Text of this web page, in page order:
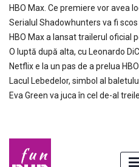
HBO Max. Ce premiere vor avea
Serialul Shadowhunters va fi
HBO Max a lansat trailerul oficial
O luptă după alta, cu Leonardo
Netflix e la un pas de a prelua
Lacul Lebedelor, simbol al
Eva Green va juca în cel de-al